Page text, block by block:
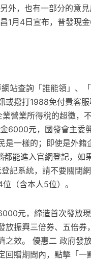
外，也有一部分的意
1月4日宣布，普發現
站查詢「誰能領」、
或撥打1988免付費客
營業所得稅的超徵，
6000元，國發會主委
一樣的；即使是外籍
能進入官網登記，如
記系統，請不要關閉網
（含本人5位）。
元，締造首次發放
振興三倍券、五倍券
之效。 優惠二 政府發
贈期間內，點擊「一